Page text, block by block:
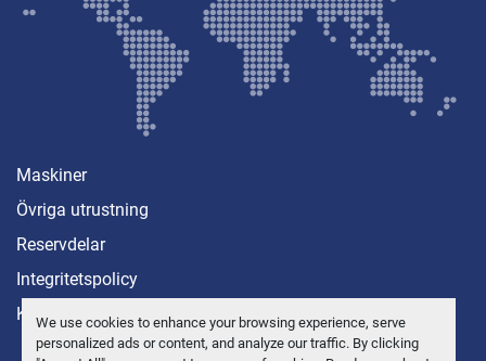
We use cookies to enhance your browsing experience, serve
personalized ads or content, and analyze our traffic. By clicking
Maskiner
Övriga utrustning
Reservdelar
Integritetspolicy
Kontakt